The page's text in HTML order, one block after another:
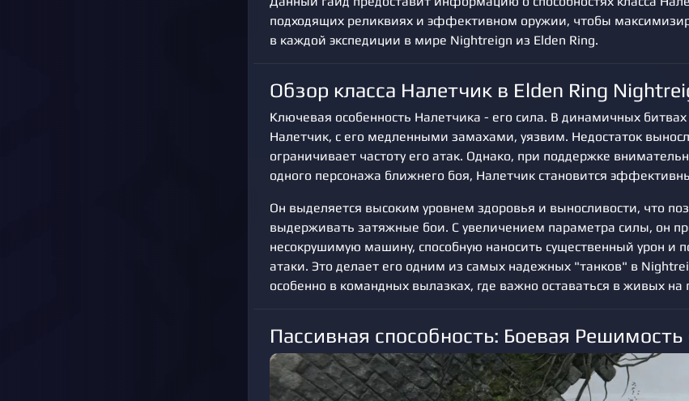
подходящих реликвиях и эффективном оружии, чтобы
в каждой экспедиции в мире Nightreign из Elden Ring.
Обзор класса Налетчик в Elden Ring
Ключевая особенность Налетчика - его сила. В динамичных битвах
Налетчик, с его медленными замахами, уязвим. Недостаток
ограничивает частоту его атак. Однако, при поддержке
одного персонажа ближнего боя, Налетчик становится
Он выделяется высоким уровнем здоровья и выносливости, что
выдерживать затяжные бои. С увеличением параметра силы, он
несокрушимую машину, способную наносить существенный урон и
атаки. Это делает его одним из самых надежных "танков" в
особенно в командных вылазках, где важно оставаться в живых на
Пассивная способность: Боевая Решимость